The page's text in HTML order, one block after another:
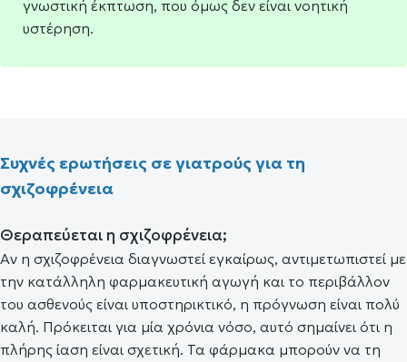
γνωστική έκπτωση, που όμως δεν είναι νοητική
υστέρηση.
Συχνές ερωτήσεις σε γιατρούς για τη
σχιζοφρένεια
Θεραπεύεται η σχιζοφρένεια;
Αν η σχιζοφρένεια διαγνωστεί εγκαίρως, αντιμετωπιστεί με
την κατάλληλη φαρμακευτική αγωγή και το περιβάλλον
του ασθενούς είναι υποστηρικτικό, η πρόγνωση είναι πολύ
καλή. Πρόκειται για μία χρόνια νόσο, αυτό σημαίνει ότι η
πλήρης ίαση είναι σχετική. Τα φάρμακα μπορούν να τη